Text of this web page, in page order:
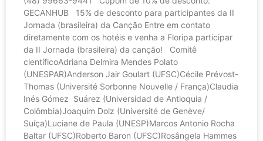
GECANHUB 15% de desconto para participantes da II
Jornada (brasileira) da Canção Entre em contato
diretamente com os hotéis e venha a Floripa participar
da II Jornada (brasileira) da canção! Comitê
científicoAdriana Delmira Mendes Polato
(UNESPAR)Anderson Jair Goulart (UFSC)Cécile Prévost-
Thomas (Université Sorbonne Nouvelle / França)Claudia
Inés Gómez Suárez (Universidad de Antioquia /
Colômbia)Joaquim Dolz (Université de Genève/
Suíça)Luciane de Paula (UNESP)Marcos Antonio Rocha
Baltar (UFSC)Roberto Baron (UFSC)Rosângela Hammes